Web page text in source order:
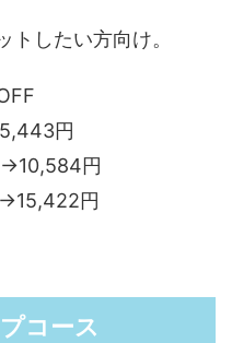
したい方向け。
円
→10,584円
円
コース